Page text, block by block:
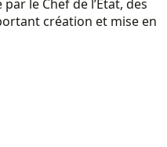
le Chef de l’Etat, des
création et mise en